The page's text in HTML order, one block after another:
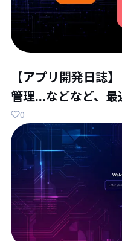
【アプリ開発日誌
管理...などなど、
0